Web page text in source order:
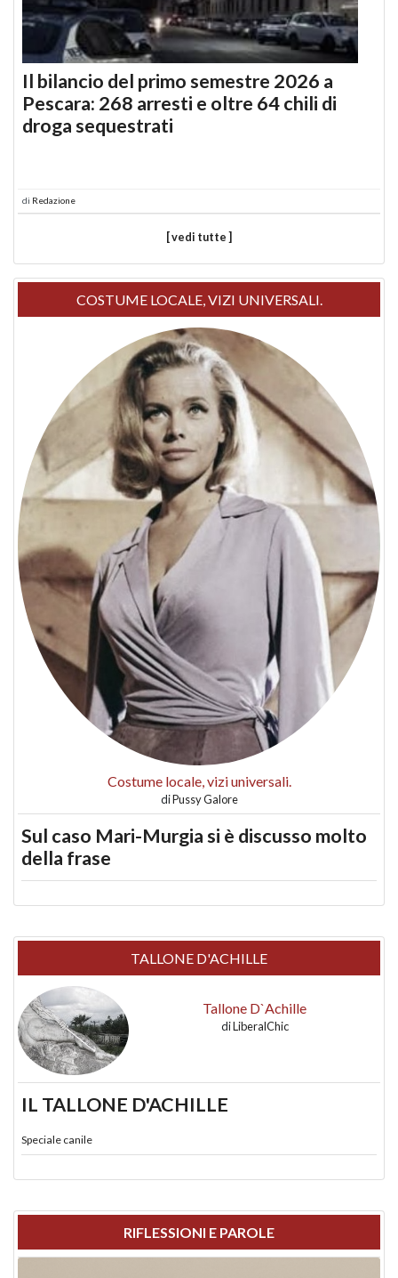
Il bilancio del primo semestre 2026 a
Pescara: 268 arresti e oltre 64 chili di
droga sequestrati
di Redazione
[ vedi tutte ]
COSTUME LOCALE, VIZI UNIVERSALI.
Costume locale, vizi universali.
diPussy Galore
Sul caso Mari-Murgia si è discusso molto
della frase
TALLONE D'ACHILLE
Tallone D`Achille
diLiberalChic
IL TALLONE D'ACHILLE
Speciale canile
RIFLESSIONI E PAROLE